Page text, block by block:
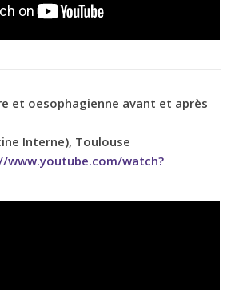
et oesophagienne avant et après
Interne), Toulouse
www.youtube.com/watch?